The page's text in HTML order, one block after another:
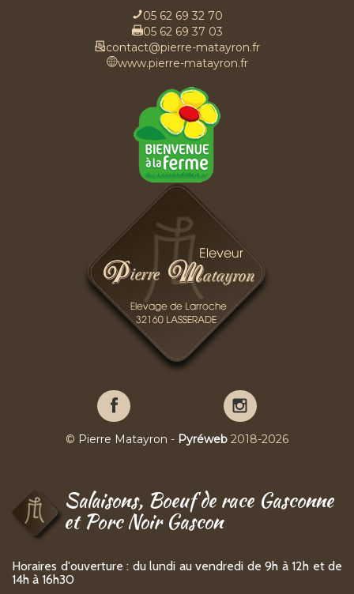
05 62 69 32 70
05 62 69 37 03
contact@pierre-matayron.fr
www.pierre-matayron.fr
Pierre
sur
Pierre
sur
© Pierre Matayron - Pyréweb2018-2026
Salaisons, Boeuf de race Gasconne
et Porc Noir Gascon
Horaires d'ouverture : du lundi au vendredi de 9h à 12h et de
14h à 16h30